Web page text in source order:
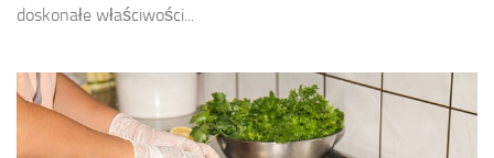
doskonałe właściwości...